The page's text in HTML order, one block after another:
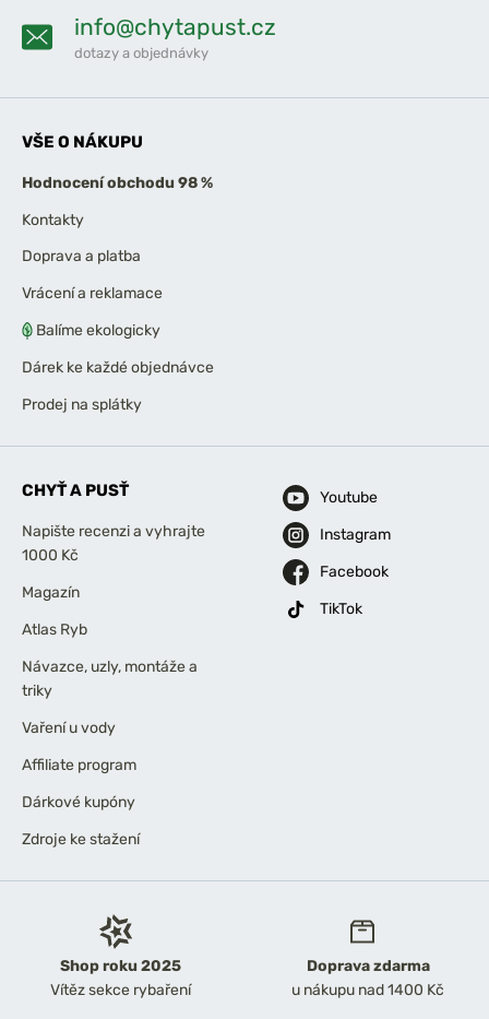
Shop roku 2025
Vítěz sekce rybaření
Doprava zdarma
u nákupu nad 1400 Kč
info@chytapust.cz
dotazy a objednávky
VŠE O NÁKUPU
Hodnocení obchodu 98 %
Kontakty
Doprava a platba
Vrácení a reklamace
Balíme ekologicky
Dárek ke každé objednávce
Prodej na splátky
CHYŤ A PUSŤ
Napište recenzi a vyhrajte
1000 Kč
Magazín
Atlas Ryb
Návazce, uzly, montáže a
triky
Vaření u vody
Affiliate program
Dárkové kupóny
Zdroje ke stažení
Youtube
Instagram
Facebook
TikTok